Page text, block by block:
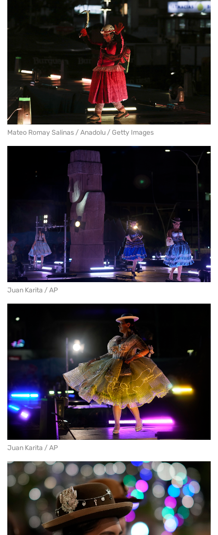
Mateo Romay Salinas / Anadolu / Getty Images
Juan Karita / AP
Juan Karita / AP